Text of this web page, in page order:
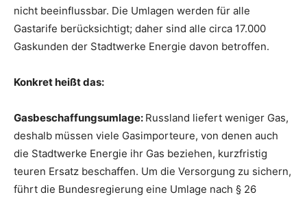
nicht beeinflussbar. Die Umlagen werden für alle
Gastarife berücksichtigt; daher sind alle circa 17.000
Gaskunden der Stadtwerke Energie davon betroffen.
Konkret heißt das:
Gasbeschaffungsumlage: Russland liefert weniger Gas,
deshalb müssen viele Gasimporteure, von denen auch
die Stadtwerke Energie ihr Gas beziehen, kurzfristig
teuren Ersatz beschaffen. Um die Versorgung zu sichern,
führt die Bundesregierung eine Umlage nach § 26